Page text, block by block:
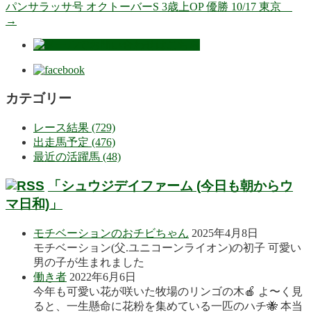
パンサラッサ号 オクトーバーS 3歳上OP 優勝 10/17 東京
→
カテゴリー
レース結果 (729)
出走馬予定 (476)
最近の活躍馬 (48)
「シュウジデイファーム (今日も朝からウ
マ日和)」
モチベーションのおチビちゃん 2025年4月8日
モチベーション(父.ユニコーンライオン)の初子 可愛い
男の子が生まれました
働き者 2022年6月6日
今年も可愛い花が咲いた牧場のリンゴの木🍎 よ〜く見
ると、一生懸命に花粉を集めている一匹のハチ🐝 本当